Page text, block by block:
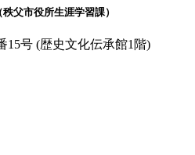
父市役所生涯学習課）
15号 (歴史文化伝承館1階)